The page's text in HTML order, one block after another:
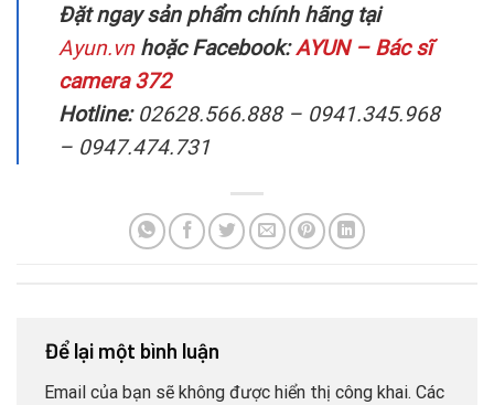
Đặt ngay sản phẩm chính hãng tại
Ayun.vnhoặc Facebook:AYUN – Bác sĩ
camera 372
Hotline: 02628.566.888 – 0941.345.968
– 0947.474.731
Để lại một bình luận
Email của bạn sẽ không được hiển thị công khai. Các